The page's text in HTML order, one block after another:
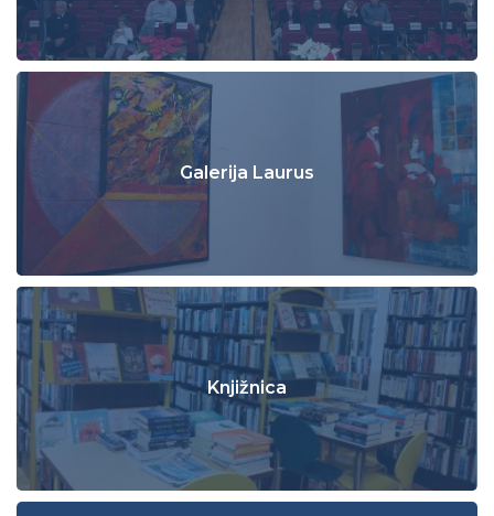
Galerija Laurus
Knjižnica